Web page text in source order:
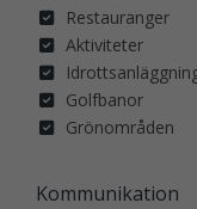
Restauranger
Aktiviteter
Golfbanor
Grönområden
Kommunikation